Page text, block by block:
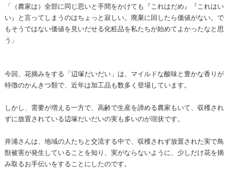
「（農家は）全部に同じ思いと手間をかけても『これはだめ』『これはい
い』と言ってしまうのはちょっと寂しい。廃棄に回したら価値がない。で
もそうではない価値を見いだせる化粧品を私たちが始めてよかったなと思
う」
今回、花摘みをする「辺塚だいだい」は、マイルドな酸味と豊かな香りが
特徴のかんきつ類で、近年は加工品も数多く登場しています。
しかし、需要が増える一方で、高齢で生産を諦める農家もいて、収穫され
ずに放置されている辺塚だいだいの実も多いのが現状です。
井浦さんは、地域の人たちと交流する中で、収穫されず放置された実で鳥
獣被害が発生していることを知り、実がならないように、少しだけ花を摘
み取るお手伝いをすることにしたのです。